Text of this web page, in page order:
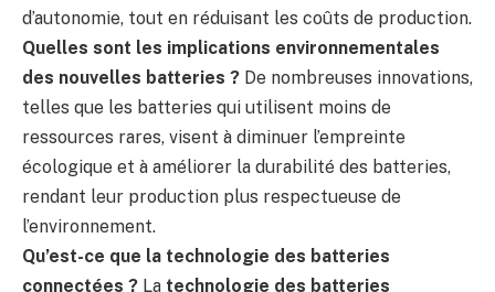
d’autonomie, tout en réduisant les coûts de production.
Quelles sont les implications environnementales
des nouvelles batteries ? De nombreuses innovations,
telles que les batteries qui utilisent moins de
ressources rares, visent à diminuer l’empreinte
écologique et à améliorer la durabilité des batteries,
rendant leur production plus respectueuse de
l’environnement.
Qu’est-ce que la technologie des batteries
connectées ? La technologie des batteries